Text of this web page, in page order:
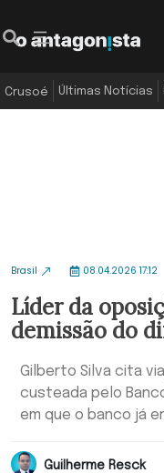
Crusoé Últimas Notícias
Brasil 08.04.2026 17:12
Líder da
demissão do
Gilberto Silva cita
custeada pelo
em que o banco já
Guilherme Resck